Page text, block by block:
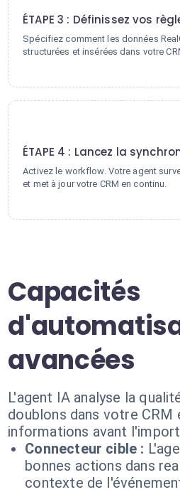
ÉTAPE 3 : Définissez vos
Spécifiez comment les données
structurées et insérées dans votre
ÉTAPE 4 : Lancez la
Activez le workflow. Votre agent
et met à jour votre CRM en continu.
Capacités
avancées
L'agent IA analyse la
doublons dans votre CRM
informations avant
Connecteur cible :
bonnes actions dans
contexte de